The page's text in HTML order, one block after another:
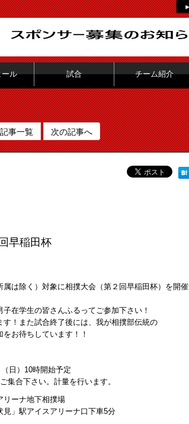
ール 試合 チーム紹介
記事一覧 次の記事へ
早稲田杯
は除く）対象に相撲大会（第２回早稲田杯）を開
在学生の皆さんふるってご参加下さい！
！また試合終了後には、我が相撲部伝統の
お待ちしています！！
10時開始予定
計量を行います。
地下相撲場
アリーナ口下車5分